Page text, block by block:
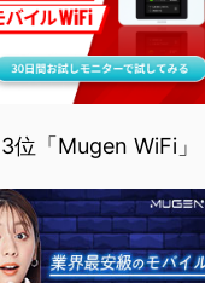
3位「Mugen WiFi」